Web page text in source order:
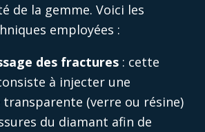
de la gemme. Voici les
employées :
des fractures : cette
à injecter une
transparente (verre ou résine)
du diamant afin de